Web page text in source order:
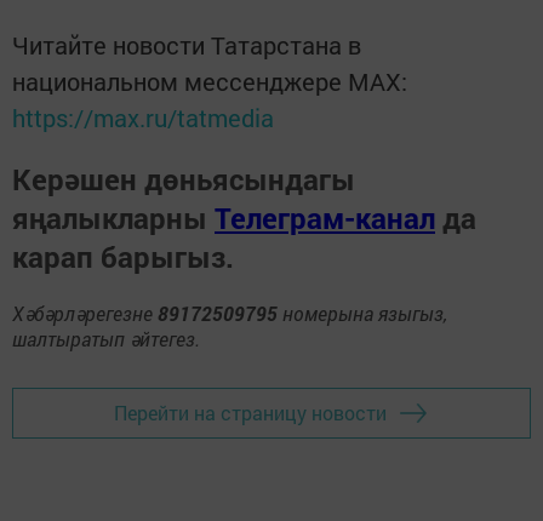
Читайте новости Татарстана в
национальном мессенджере MАХ:
https://max.ru/tatmedia
Керәшен дөньясындагы
яңалыкларны Телеграм-канал да
карап барыгыз.
Хәбәрләрегезне 89172509795 номерына языгыз,
шалтыратып әйтегез.
Перейти на страницу новости